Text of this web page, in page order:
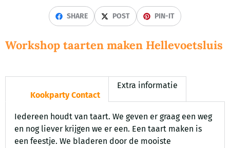
SHARE POST PIN-IT
Workshop taarten maken Hellevoetsluis
Kookparty Contact
Extra informatie
Iedereen houdt van taart. We geven er graag een weg
en nog liever krijgen we er een. Een taart maken is
een feestje. We bladeren door de mooiste